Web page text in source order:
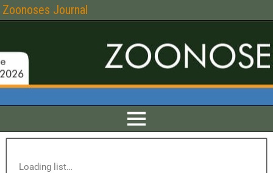
Zoonoses Journal
Loading list…